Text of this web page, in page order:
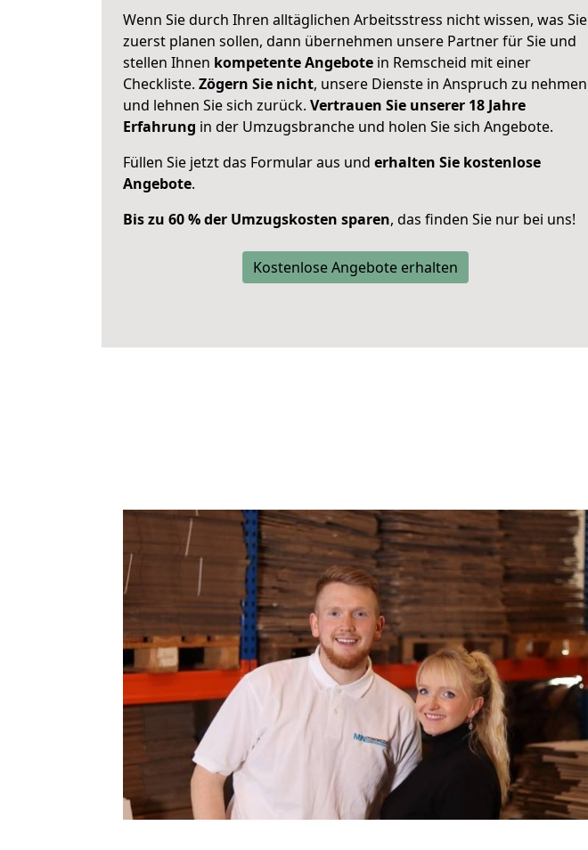
Wenn Sie durch Ihren alltäglichen Arbeitsstress nicht wissen, was Sie
zuerst planen sollen, dann übernehmen unsere Partner für Sie und
stellen Ihnen kompetente Angebote in Remscheid mit einer
Checkliste. Zögern Sie nicht, unsere Dienste in Anspruch zu nehmen
und lehnen Sie sich zurück. Vertrauen Sie unserer 18 Jahre
Erfahrung in der Umzugsbranche und holen Sie sich Angebote.
Füllen Sie jetzt das Formular aus und erhalten Sie kostenlose
Angebote.
Bis zu 60 % der Umzugskosten sparen, das finden Sie nur bei uns!
Kostenlose Angebote erhalten